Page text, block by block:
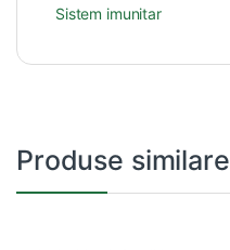
Sistem imunitar
Produse similare